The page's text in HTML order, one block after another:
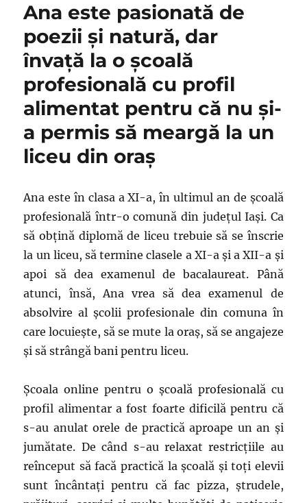
Ana este pasionată de
poezii și natură, dar
învață la o școală
profesională cu profil
alimentat pentru că nu și-
a permis să meargă la un
liceu din oraș
Ana este în clasa a XI-a, în ultimul an de școală
profesională într-o comună din județul Iași. Ca
să obțină diplomă de liceu trebuie să se înscrie
la un liceu, să termine clasele a XI-a și a XII-a și
apoi să dea examenul de bacalaureat. Până
atunci, însă, Ana vrea să dea examenul de
absolvire al școlii profesionale din comuna în
care locuiește, să se mute la oraș, să se angajeze
și să strângă bani pentru liceu.
Școala online pentru o școală profesională cu
profil alimentar a fost foarte dificilă pentru că
s-au anulat orele de practică aproape un an și
jumătate. De când s-au relaxat restricțiile au
reînceput să facă practică la școală și toți elevii
sunt încântați pentru că fac pizza, ștrudele,